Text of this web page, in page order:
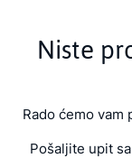
Niste
Rado ćemo vam
Pošaljite upit